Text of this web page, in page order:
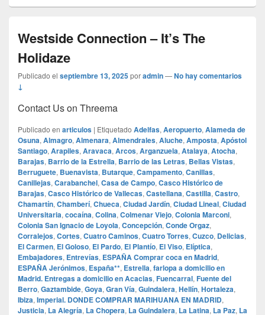
Westside Connection – It’s The
Holidaze
Publicado el septiembre 13, 2025poradmin—No hay comentarios
↓
Contact Us on Threema
Publicado en articulos | Etiquetado Adelfas, Aeropuerto, Alameda de
Osuna, Almagro, Almenara, Almendrales, Aluche, Amposta, Apóstol
Santiago, Arapiles, Aravaca, Arcos, Arganzuela, Atalaya, Atocha,
Barajas, Barrio de la Estrella, Barrio de las Letras, Bellas Vistas,
Berruguete, Buenavista, Butarque, Campamento, Canillas,
Canillejas, Carabanchel, Casa de Campo, Casco Histórico de
Barajas, Casco Histórico de Vallecas, Castellana, Castilla, Castro,
Chamartín, Chamberí, Chueca, Ciudad Jardín, Ciudad Lineal, Ciudad
Universitaria, cocaína, Colina, Colmenar Viejo, Colonia Marconi,
Colonia San Ignacio de Loyola, Concepción, Conde Orgaz,
Corralejos, Cortes, Cuatro Caminos, Cuatro Torres, Cuzco, Delicias,
El Carmen, El Goloso, El Pardo, El Plantío, El Viso, Elíptica,
Embajadores, Entrevías, ESPAÑA Comprar coca en Madrid,
ESPAÑA Jerónimos, España**, Estrella, farlopa a domicilio en
Madrid. Entregas a domicilio en Acacias, Fuencarral, Fuente del
Berro, Gaztambide, Goya, Gran Vía, Guindalera, Hellín, Hortaleza,
Ibiza, Imperial. DONDE COMPRAR MARIHUANA EN MADRID,
Justicia, La Alegría, La Chopera, La Guindalera, La Latina, La Paz, La